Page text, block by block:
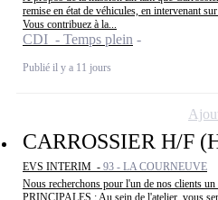
remise en état de véhicules, en intervenant
Vous contribuez à la...
CDI - Temps plein
Publié il y a 11 jours
CARROSSIER H/F
EVS INTERIM - 93 - LA COURNEUVE
Nous recherchons pour l'un de nos clients
PRINCIPALES : Au sein de l'atelier, vous